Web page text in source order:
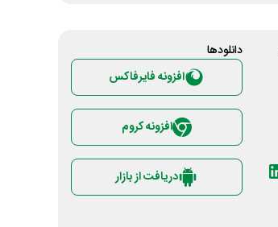
دانلود‌ها
افزونه فایرفاکس
افزونه کروم
دریافت از بازار